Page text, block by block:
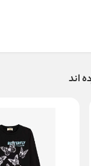
اند